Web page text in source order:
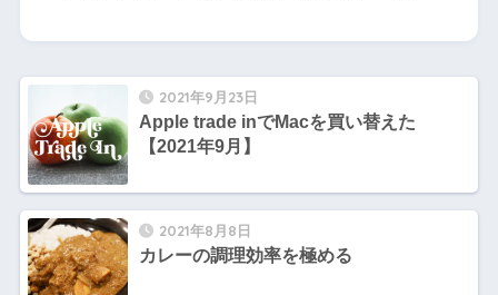
2021年9月23日
Apple trade inでMacを買い替えた
【2021年9月】
2021年8月8日
カレーの調理効率を極める